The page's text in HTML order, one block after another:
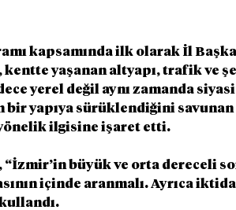
kapsamında ilk olarak İl
kentte yaşanan altyapı, trafik ve
yerel değil aynı zamanda
bir yapıya sürüklendiğini
ilgisine işaret etti.
büyük ve orta dereceli
içinde aranmalı. Ayrıca